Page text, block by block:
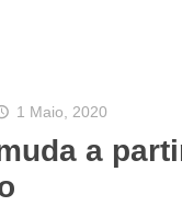
1 Maio, 2020
a